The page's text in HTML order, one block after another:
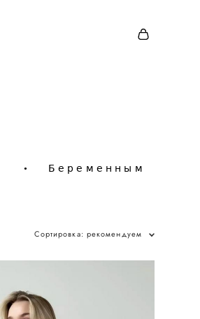
• Беременным
Сортировка: рекомендуем